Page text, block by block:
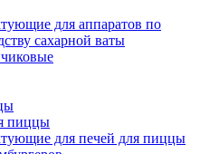
для аппаратов по
сахарной ваты
пиццы
для печей для пиццы